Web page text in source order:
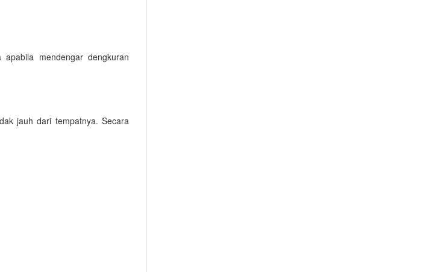
mendengar dengkuran
jauh dari tempatnya. Secara